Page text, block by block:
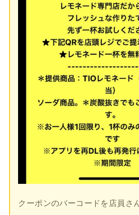
クーポンのバーコードを店員さ